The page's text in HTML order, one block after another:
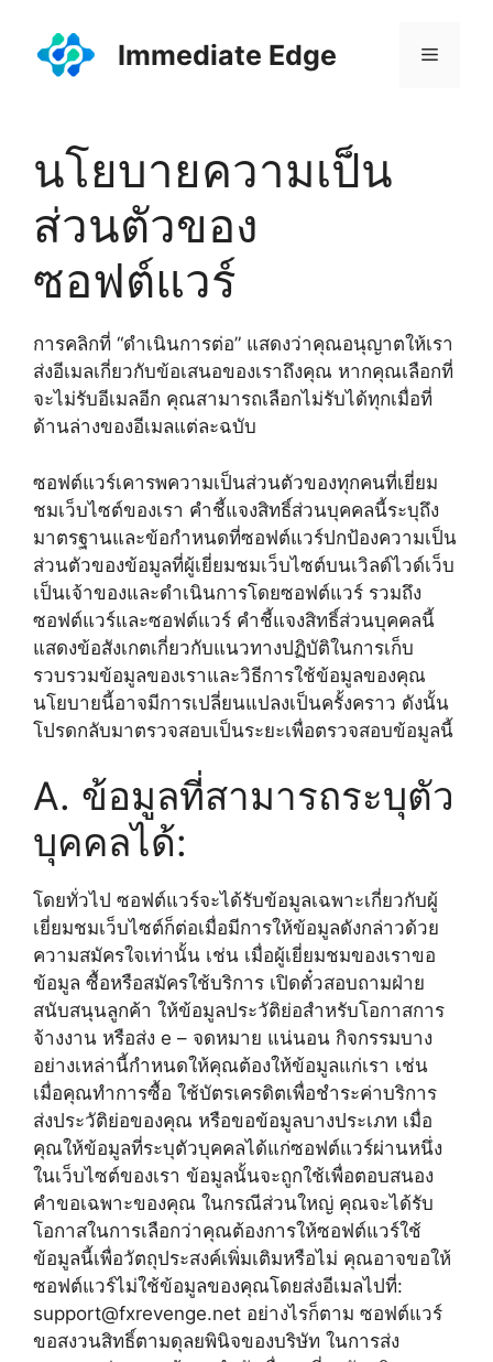
content
Immediate Edge Menu
นโยบายความเป็น
ส่วนตัวของ
ซอฟต์แวร์
การคลิกที่ “ดำเนินการต่อ” แสดงว่าคุณอนุญาตให้เรา
ส่งอีเมลเกี่ยวกับข้อเสนอของเราถึงคุณ หากคุณเลือกที่
จะไม่รับอีเมลอีก คุณสามารถเลือกไม่รับได้ทุกเมื่อที่
ด้านล่างของอีเมลแต่ละฉบับ
ซอฟต์แวร์เคารพความเป็นส่วนตัวของทุกคนที่เยี่ยม
ชมเว็บไซต์ของเรา คำชี้แจงสิทธิ์ส่วนบุคคลนี้ระบุถึง
มาตรฐานและข้อกำหนดที่ซอฟต์แวร์ปกป้องความเป็น
ส่วนตัวของข้อมูลที่ผู้เยี่ยมชมเว็บไซต์บนเวิลด์ไวด์เว็บ
เป็นเจ้าของและดำเนินการโดยซอฟต์แวร์ รวมถึง
ซอฟต์แวร์และซอฟต์แวร์ คำชี้แจงสิทธิ์ส่วนบุคคลนี้
แสดงข้อสังเกตเกี่ยวกับแนวทางปฏิบัติในการเก็บ
รวบรวมข้อมูลของเราและวิธีการใช้ข้อมูลของคุณ
นโยบายนี้อาจมีการเปลี่ยนแปลงเป็นครั้งคราว ดังนั้น
โปรดกลับมาตรวจสอบเป็นระยะเพื่อตรวจสอบข้อมูลนี้
A. ข้อมูลที่สามารถระบุตัว
บุคคลได้:
โดยทั่วไป ซอฟต์แวร์จะได้รับข้อมูลเฉพาะเกี่ยวกับผู้
เยี่ยมชมเว็บไซต์ก็ต่อเมื่อมีการให้ข้อมูลดังกล่าวด้วย
ความสมัครใจเท่านั้น เช่น เมื่อผู้เยี่ยมชมของเราขอ
ข้อมูล ซื้อหรือสมัครใช้บริการ เปิดตั๋วสอบถามฝ่าย
สนับสนุนลูกค้า ให้ข้อมูลประวัติย่อสำหรับโอกาสการ
จ้างงาน หรือส่ง e – จดหมาย แน่นอน กิจกรรมบาง
อย่างเหล่านี้กำหนดให้คุณต้องให้ข้อมูลแก่เรา เช่น
เมื่อคุณทำการซื้อ ใช้บัตรเครดิตเพื่อชำระค่าบริการ
ส่งประวัติย่อของคุณ หรือขอข้อมูลบางประเภท เมื่อ
คุณให้ข้อมูลที่ระบุตัวบุคคลได้แก่ซอฟต์แวร์ผ่านหนึ่ง
ในเว็บไซต์ของเรา ข้อมูลนั้นจะถูกใช้เพื่อตอบสนอง
คำขอเฉพาะของคุณ ในกรณีส่วนใหญ่ คุณจะได้รับ
โอกาสในการเลือกว่าคุณต้องการให้ซอฟต์แวร์ใช้
ข้อมูลนี้เพื่อวัตถุประสงค์เพิ่มเติมหรือไม่ คุณอาจขอให้
ซอฟต์แวร์ไม่ใช้ข้อมูลของคุณโดยส่งอีเมลไปที่:
support@fxrevenge.net อย่างไรก็ตาม ซอฟต์แวร์
ขอสงวนสิทธิ์ตามดุลยพินิจของบริษัท ในการส่ง